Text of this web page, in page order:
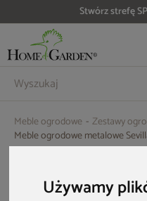
Używamy
Stwórz strefę
Meble ogrodowe
Zestawy
Meble ogrodowe metalowe